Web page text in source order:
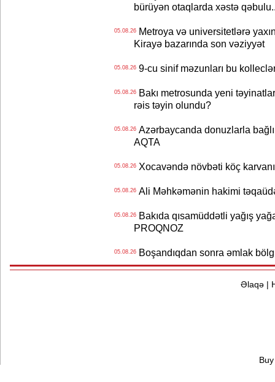
bürüyən otaqlarda xəstə
05.08.26Metroya və universitetlərə
Kirayə bazarında son vəziyyət
05.08.269-cu sinif məzunları bu
05.08.26Bakı metrosunda yeni
rəis təyin olundu?
05.08.26Azərbaycanda donuzlarla
AQTA
05.08.26Xocavəndə növbəti köç
05.08.26Ali Məhkəmənin hakimi
05.08.26Bakıda qısamüddətli yağış
PROQNOZ
05.08.26Boşandıqdan sonra əmlak
Əlaqə|